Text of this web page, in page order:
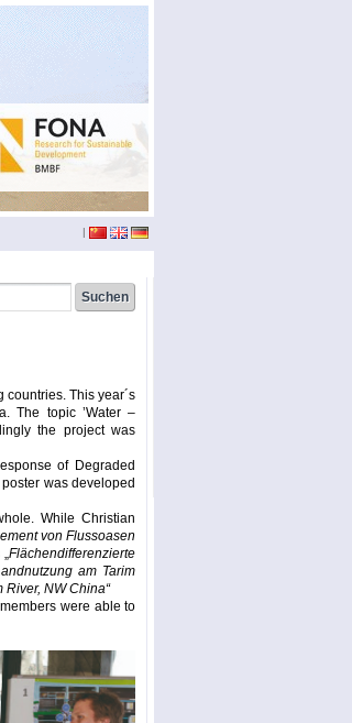
|
countries. This year´s
The topic ’Water –
the project was
of Degraded
was developed
While Christian
von Flussoasen
Flächendifferenzierte
am Tarim
NW China“
were able to